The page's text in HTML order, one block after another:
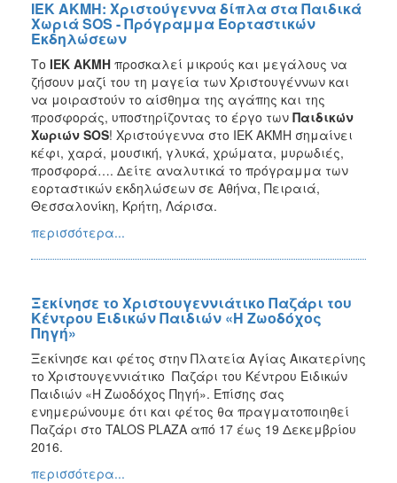
ΙΕΚ ΑΚΜΗ: Χριστούγεννα δίπλα στα Παιδικά
Χωριά SOS - Πρόγραμμα Εορταστικών
Εκδηλώσεων
Το ΙΕΚ ΑΚΜΗ προσκαλεί μικρούς και μεγάλους να
ζήσουν μαζί του τη μαγεία των Χριστουγέννων και
να μοιραστούν το αίσθημα της αγάπης και της
προσφοράς, υποστηρίζοντας το έργο των Παιδικών
Χωριών SOS! Χριστούγεννα στο ΙΕΚ ΑΚΜΗ σημαίνει
κέφι, χαρά, μουσική, γλυκά, χρώματα, μυρωδιές,
προσφορά…. Δείτε αναλυτικά το πρόγραμμα των
εορταστικών εκδηλώσεων σε Αθήνα, Πειραιά,
Θεσσαλονίκη, Κρήτη, Λάρισα.
περισσότερα...
Ξεκίνησε το Χριστουγεννιάτικο Παζάρι του
Κέντρου Ειδικών Παιδιών «Η Ζωοδόχος
Πηγή»
Ξεκίνησε και φέτος στην Πλατεία Αγίας Αικατερίνης
το Χριστουγεννιάτικο Παζάρι του Κέντρου Ειδικών
Παιδιών «Η Ζωοδόχος Πηγή». Επίσης σας
ενημερώνουμε ότι και φέτος θα πραγματοποιηθεί
Παζάρι στο TALOS PLAZA από 17 έως 19 Δεκεμβρίου
2016.
περισσότερα...